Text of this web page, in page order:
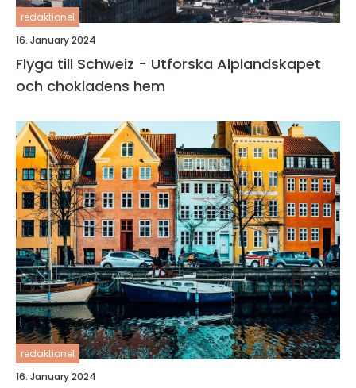
redaktionel
16. January 2024
Flyga till Schweiz - Utforska Alplandskapet
och chokladens hem
redaktionel
16. January 2024